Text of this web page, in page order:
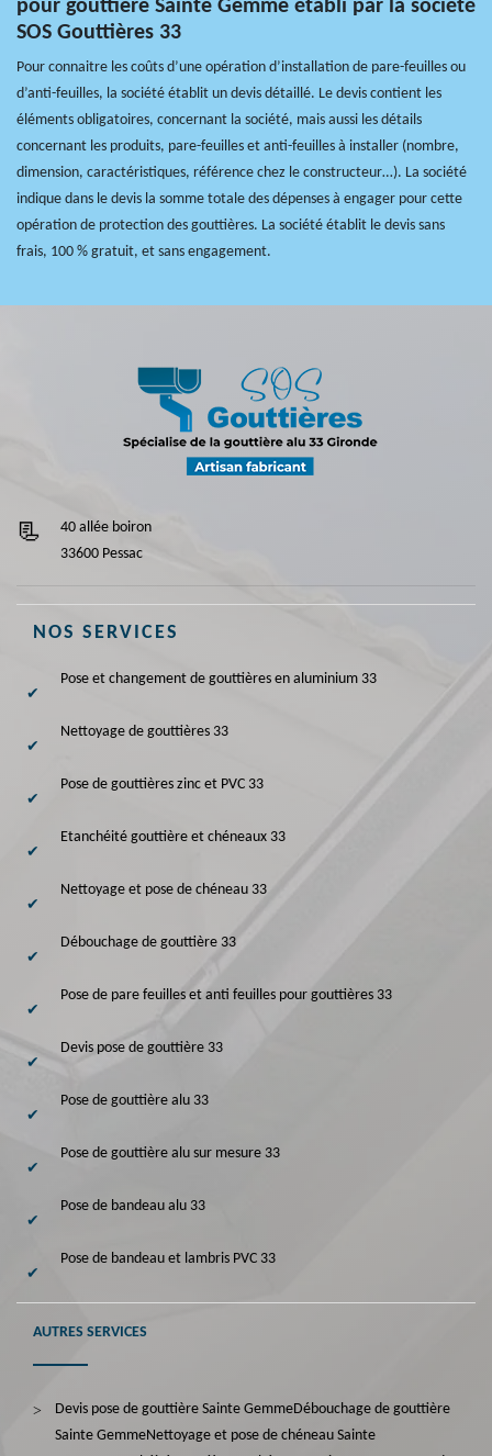
pour gouttière Sainte Gemme établi par la société
SOS Gouttières 33
Pour connaitre les coûts d’une opération d’installation de pare-feuilles ou
d’anti-feuilles, la société établit un devis détaillé. Le devis contient les
éléments obligatoires, concernant la société, mais aussi les détails
concernant les produits, pare-feuilles et anti-feuilles à installer (nombre,
dimension, caractéristiques, référence chez le constructeur…). La société
indique dans le devis la somme totale des dépenses à engager pour cette
opération de protection des gouttières. La société établit le devis sans
frais, 100 % gratuit, et sans engagement.
40 allée boiron
33600 Pessac
NOS SERVICES
Pose et changement de gouttières en aluminium 33
Nettoyage de gouttières 33
Pose de gouttières zinc et PVC 33
Etanchéité gouttière et chéneaux 33
Nettoyage et pose de chéneau 33
Débouchage de gouttière 33
Pose de pare feuilles et anti feuilles pour gouttières 33
Devis pose de gouttière 33
Pose de gouttière alu 33
Pose de gouttière alu sur mesure 33
Pose de bandeau alu 33
Pose de bandeau et lambris PVC 33
AUTRES SERVICES
Devis pose de gouttière Sainte GemmeDébouchage de gouttière
Sainte GemmeNettoyage et pose de chéneau Sainte